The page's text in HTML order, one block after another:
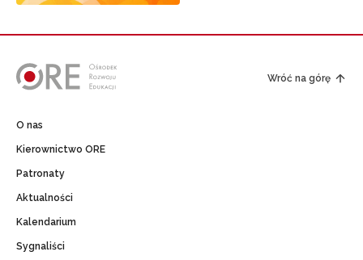
Wróć na górę
O nas
Kierownictwo ORE
Patronaty
Aktualności
Kalendarium
Sygnaliści